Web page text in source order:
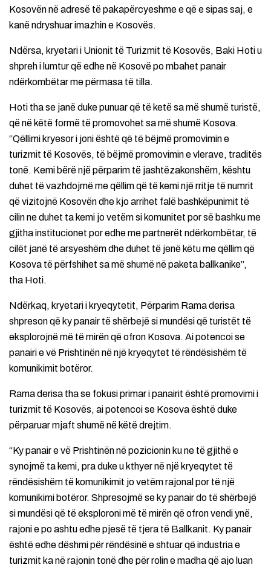
Kosovën në adresë të pakapërcyeshme e që e sipas saj, e
kanë ndryshuar imazhin e Kosovës.
Ndërsa, kryetari i Unionit të Turizmit të Kosovës, Baki Hoti u
shpreh i lumtur që edhe në Kosovë po mbahet panair
ndërkombëtar me përmasa të tilla.
Hoti tha se janë duke punuar që të ketë sa më shumë turistë,
që në këtë formë të promovohet sa më shumë Kosova.
“Qëllimi kryesor i joni është që të bëjmë promovimin e
turizmit të Kosovës, të bëjmë promovimin e vlerave, traditës
tonë. Kemi bërë një përparim të jashtëzakonshëm, kështu
duhet të vazhdojmë me qëllim që të kemi një rritje të numrit
që vizitojnë Kosovën dhe kjo arrihet falë bashkëpunimit të
cilin ne duhet ta kemi jo vetëm si komunitet por së bashku me
gjitha institucionet por edhe me partnerët ndërkombëtar, të
cilët janë të arsyeshëm dhe duhet të jenë këtu me qëllim që
Kosova të përfshihet sa më shumë në paketa ballkanike”,
tha Hoti.
Ndërkaq, kryetari i kryeqytetit, Përparim Rama derisa
shpreson që ky panair të shërbejë si mundësi që turistët të
eksplorojnë më të mirën që ofron Kosova. Ai potencoi se
panairi e vë Prishtinën në një kryeqytet të rëndësishëm të
komunikimit botëror.
Rama derisa tha se fokusi primar i panairit është promovimi i
turizmit të Kosovës, ai potencoi se Kosova është duke
përparuar mjaft shumë në këtë drejtim.
“Ky panair e vë Prishtinën në pozicionin ku ne të gjithë e
synojmë ta kemi, pra duke u kthyer në një kryeqytet të
rëndësishëm të komunikimit jo vetëm rajonal por të një
komunikimi botëror. Shpresojmë se ky panair do të shërbejë
si mundësi që të eksploroni më të mirën që ofron vendi ynë,
rajoni e po ashtu edhe pjesë të tjera të Ballkanit. Ky panair
është edhe dëshmi për rëndësinë e shtuar që industria e
turizmit ka në rajonin tonë dhe për rolin e madha që ajo luan